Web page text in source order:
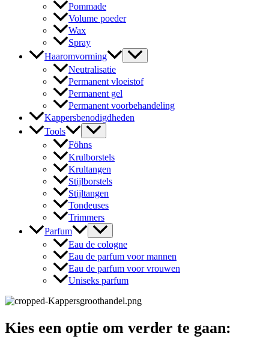
Pommade
Volume poeder
Wax
Spray
Haaromvorming
Neutralisatie
Permanent vloeistof
Permanent gel
Permanent voorbehandeling
Kappersbenodigdheden
Tools
Föhns
Krulborstels
Krultangen
Stijlborstels
Stijltangen
Tondeuses
Trimmers
Parfum
Eau de cologne
Eau de parfum voor mannen
Eau de parfum voor vrouwen
Uniseks parfum
Kies een optie om verder te gaan: